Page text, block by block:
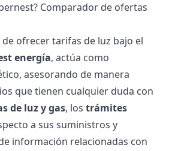
Comparador de ofertas
de ofrecer tarifas de luz bajo el
energía, actúa como
asesorando de manera
que tienen cualquier duda con
de luz y gas, los trámites
a sus suministros y
información relacionadas con